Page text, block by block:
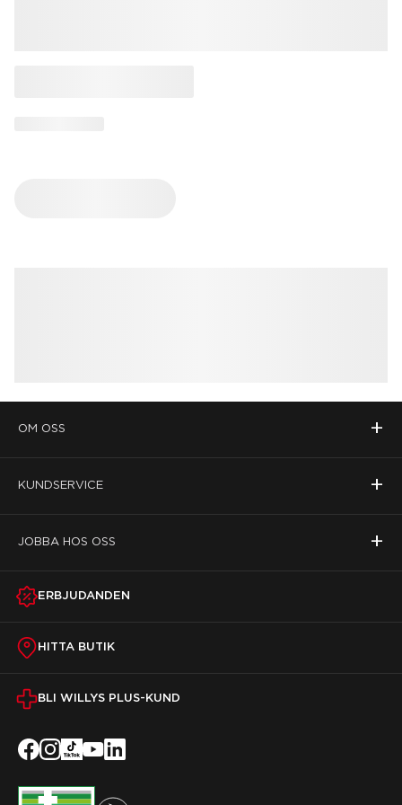
OM OSS +
KUNDSERVICE +
JOBBA HOS OSS +
ERBJUDANDEN
HITTA BUTIK
BLI WILLYS PLUS-KUND